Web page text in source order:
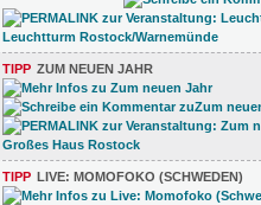
TIPP ZUM NEUEN JAHR
TIPP LIVE: MOMOFOKO (SCHWEDEN)